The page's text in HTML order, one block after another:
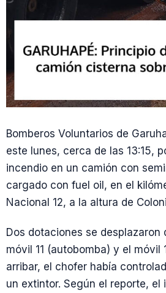
Bomberos Voluntarios de
este lunes, cerca de las 13:15,
incendio en un camión con
cargado con fuel oil, en el
Nacional 12, a la altura de
Dos dotaciones se desplazaron
móvil 11 (autobomba) y el móvil
arribar, el chofer había
un extintor. Según el reporte, el